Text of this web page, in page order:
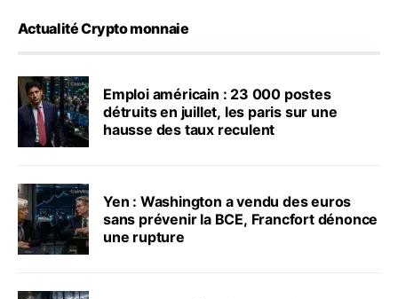
Actualité Crypto monnaie
Emploi américain : 23 000 postes
détruits en juillet, les paris sur une
hausse des taux reculent
Yen : Washington a vendu des euros
sans prévenir la BCE, Francfort dénonce
une rupture